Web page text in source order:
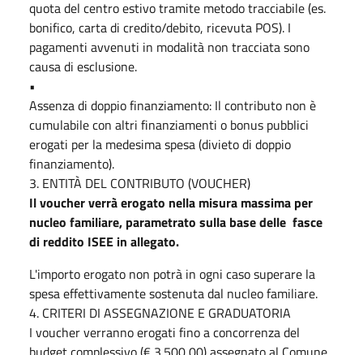
quota del centro estivo tramite metodo tracciabile (es.
bonifico, carta di credito/debito, ricevuta POS). I
pagamenti avvenuti in modalità non tracciata sono
causa di esclusione.
•
Assenza di doppio finanziamento: Il contributo non è
cumulabile con altri finanziamenti o bonus pubblici
erogati per la medesima spesa (divieto di doppio
finanziamento).
3. ENTITÀ DEL CONTRIBUTO (VOUCHER)
Il voucher verrà erogato nella misura massima per
nucleo familiare, parametrato sulla base delle fasce
di reddito ISEE in allegato.
L'importo erogato non potrà in ogni caso superare la
spesa effettivamente sostenuta dal nucleo familiare.
4. CRITERI DI ASSEGNAZIONE E GRADUATORIA
I voucher verranno erogati fino a concorrenza del